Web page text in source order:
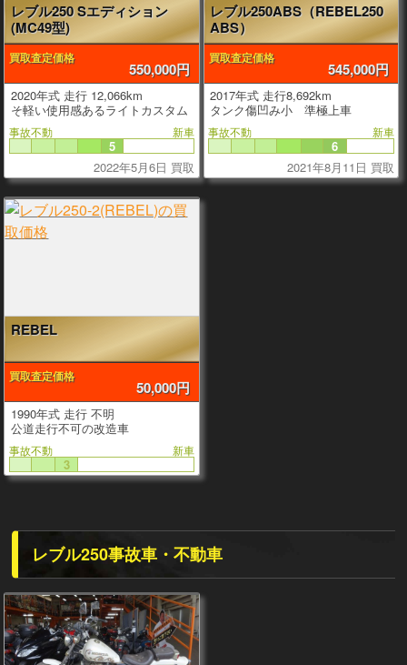
レブル250 Sエディション
(MC49型)
買取査定価格
550,000円
2020年式 走行 12,066km
そ軽い使用感あるライトカスタム
事故不動 新車
5
2022年5月6日 買取
レブル250ABS（REBEL250
ABS）
買取査定価格
545,000円
2017年式 走行8,692km
タンク傷凹み小 準極上車
事故不動 新車
6
2021年8月11日 買取
REBEL
買取査定価格
50,000円
1990年式 走行 不明
公道走行不可の改造車
事故不動 新車
3
レブル250事故車・不動車